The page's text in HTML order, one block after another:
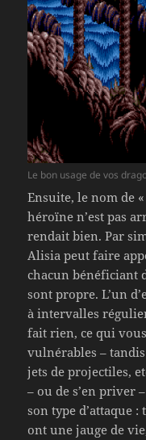
Le bon usage de vos
Ensuite, le nom de
héroïne n’est pas
rendait bien. Par
Alisia peut faire
chacun bénéficiant
sont propre. L’un
à intervalles
fait rien, ce qui
vulnérables –
jets de projectiles,
– ou de s’en priver
son type d’attaque
ont une jauge de